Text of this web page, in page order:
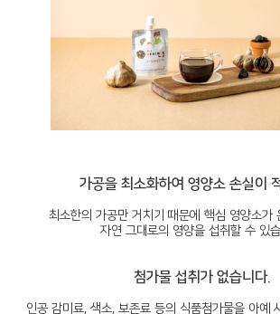
가공을 최소화하여 영양소 손실이
최소한의 가공만 거치기 때문에 핵심 영양소가
자연 그대로의 영양을 섭취할 수 있
첨가물 섭취가 없습니다.
인공 감미료, 색소, 보존료 등의 식품첨가물을 아예